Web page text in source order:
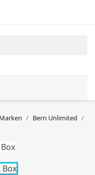
Bern Unlimited